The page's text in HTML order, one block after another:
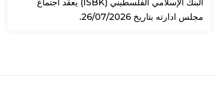
البنك الإسلامي الفلسطيني (ISBK) يعقد اجتماع
مجلس ادارته بتاريخ 26/07/2026.